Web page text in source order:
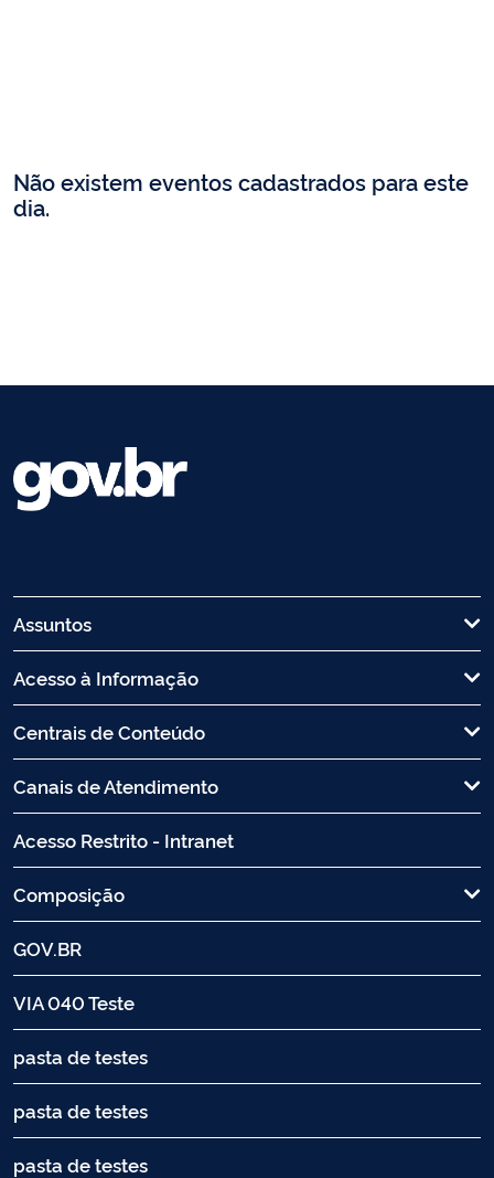
Não existem eventos cadastrados para este
dia.
Assuntos
Acesso à Informação
Centrais de Conteúdo
Canais de Atendimento
Acesso Restrito - Intranet
Composição
GOV.BR
VIA 040 Teste
pasta de testes
pasta de testes
pasta de testes